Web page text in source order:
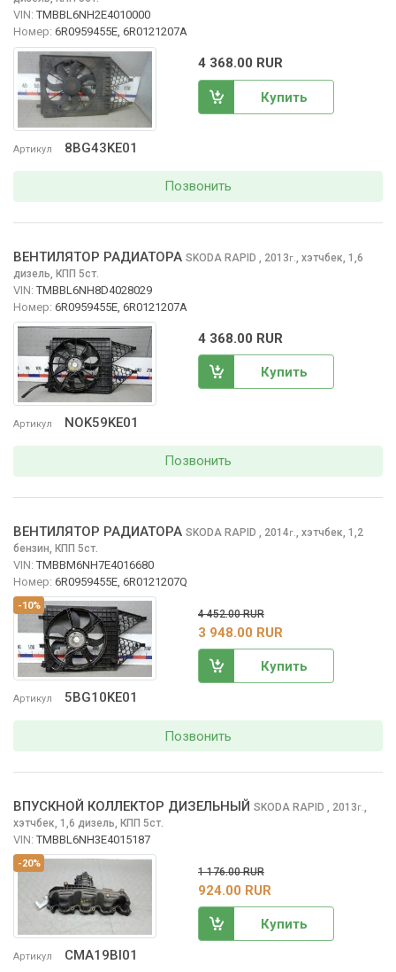
Артикул 8BG43KE01
VIN: TMBBL6NH2E4010000
Номер: 6R0959455E, 6R0121207A
4 368.00 RUR
Купить
Позвонить
Артикул NOK59KE01
ВЕНТИЛЯТОР РАДИАТОРА SKODA RAPID , 2013г.
хэтчбек, 1,6
дизель, КПП 5ст.
VIN: TMBBL6NH8D4028029
Номер: 6R0959455E, 6R0121207A
4 368.00 RUR
Купить
Позвонить
-10%
Артикул 5BG10KE01
ВЕНТИЛЯТОР РАДИАТОРА SKODA RAPID , 2014г.
хэтчбек, 1,2
бензин, КПП 5ст.
VIN: TMBBM6NH7E4016680
Номер: 6R0959455E, 6R0121207Q
4 452.00 RUR
3 948.00 RUR
Купить
Позвонить
-20%
Артикул CMA19BI01
ВПУСКНОЙ КОЛЛЕКТОР ДИЗЕЛЬНЫЙ SKODA RAPID , 2013г.
хэтчбек, 1,6 дизель, КПП 5ст.
VIN: TMBBL6NH3E4015187
1 176.00 RUR
924.00 RUR
Купить